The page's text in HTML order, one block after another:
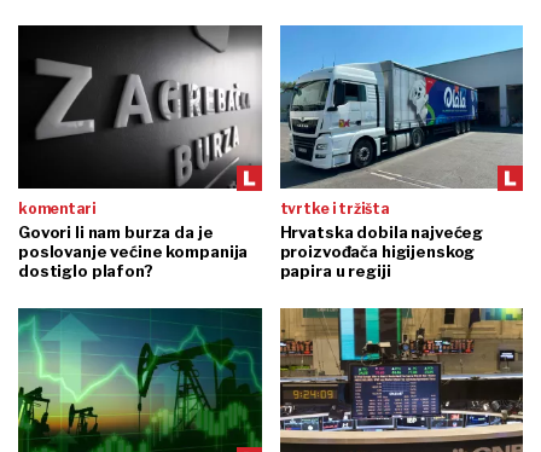
komentari
Govori li nam burza da je
poslovanje većine kompanija
dostiglo plafon?
tvrtke i tržišta
Hrvatska dobila najvećeg
proizvođača higijenskog
papira u regiji